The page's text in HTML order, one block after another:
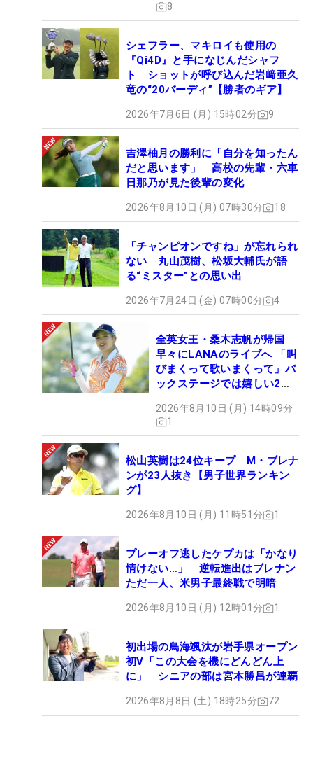
8
シェフラー、マキロイも使用の
『Qi4D』と手になじんだシャフ
ト ショットが呼び込んだ岩﨑亜久
竜の“20バーディ”【勝者のギア】
2026年7月6日 (月) 15時02分 9
吉澤柚月の勝利に「自分を知ったん
だと思います」 高校の先輩・六車
日那乃が見た後輩の変化
2026年8月10日 (月) 07時30分 18
「チャンピオンですね」が忘れられ
ない 丸山茂樹、松坂大輔氏が語
る“ミスター”との思い出
2026年7月24日 (金) 07時00分 4
全英女王・桑木志帆が帰国
早々にLANAのライブへ 「叫
びまくって歌いまくって」バ
ックステージでは嬉しい2シ
2026年8月10日 (月) 14時09分
1
松山英樹は24位キープ M・ブレナ
ンが23人抜き【男子世界ランキン
グ】
2026年8月10日 (月) 11時51分 1
プレーオフ逃したケプカは「かなり
情けない…」 逆転進出はブレナン
ただ一人、米男子最終戦で明暗
2026年8月10日 (月) 12時01分 1
初出場の鳥海颯汰が岩手県オープン
初V「この大会を機にどんどん上
に」 シニアの部は宮本勝昌が連覇
2026年8月8日 (土) 18時25分 72